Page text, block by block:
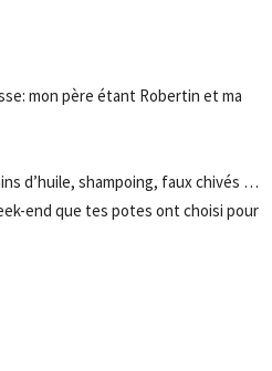
mon père étant Robertin et ma
d’huile, shampoing, faux chivés …
end que tes potes ont choisi pour